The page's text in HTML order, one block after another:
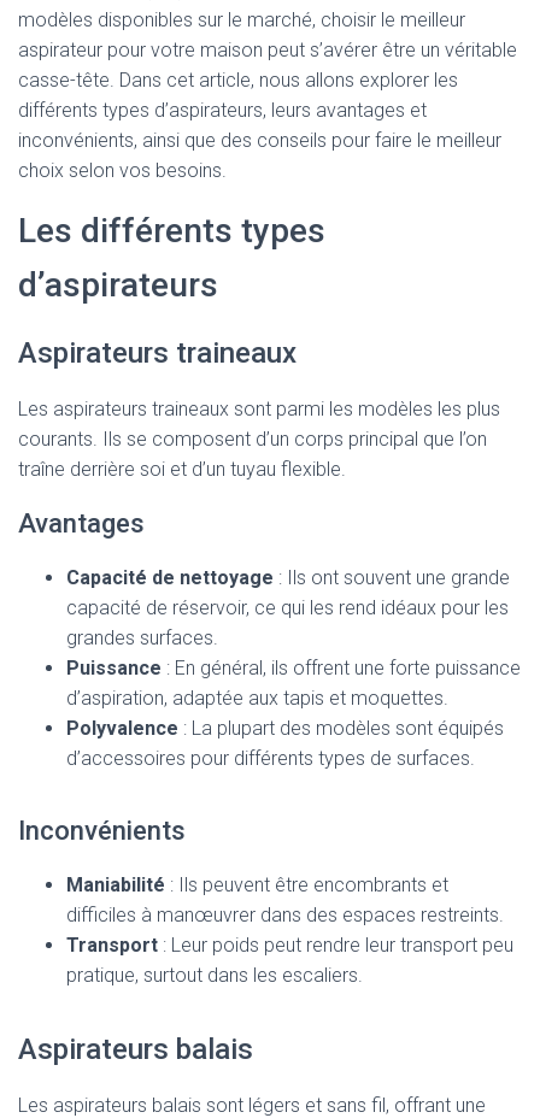
modèles disponibles sur le marché, choisir le meilleur
aspirateur pour votre maison peut s’avérer être un véritable
casse-tête. Dans cet article, nous allons explorer les
différents types d’aspirateurs, leurs avantages et
inconvénients, ainsi que des conseils pour faire le meilleur
choix selon vos besoins.
Les différents types
d’aspirateurs
Aspirateurs traineaux
Les aspirateurs traineaux sont parmi les modèles les plus
courants. Ils se composent d’un corps principal que l’on
traîne derrière soi et d’un tuyau flexible.
Avantages
Capacité de nettoyage : Ils ont souvent une grande
capacité de réservoir, ce qui les rend idéaux pour les
grandes surfaces.
Puissance : En général, ils offrent une forte puissance
d’aspiration, adaptée aux tapis et moquettes.
Polyvalence : La plupart des modèles sont équipés
d’accessoires pour différents types de surfaces.
Inconvénients
Maniabilité : Ils peuvent être encombrants et
difficiles à manœuvrer dans des espaces restreints.
Transport : Leur poids peut rendre leur transport peu
pratique, surtout dans les escaliers.
Aspirateurs balais
Les aspirateurs balais sont légers et sans fil, offrant une